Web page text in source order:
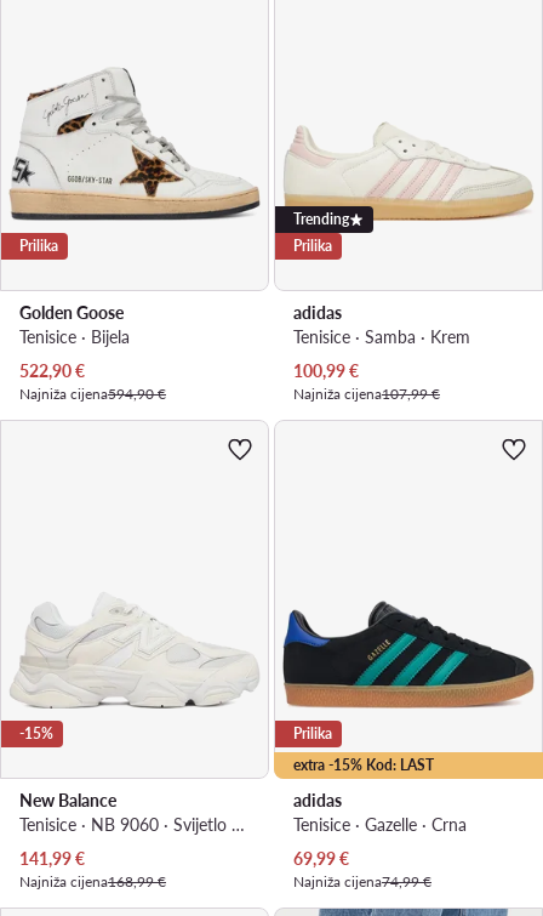
Prilika
Golden Goose
Tenisice · Bijela
Trenutna cijena
522,90€
Najniža cijena594,90 €
Trending
Prilika
adidas
Tenisice · Samba · Krem
Trenutna cijena
100,99€
Najniža cijena107,99 €
-15%
New Balance
Tenisice · NB 9060 · Svijetlo bež
Trenutna cijena
141,99€
Najniža cijena168,99 €
extra -15% Kod: LAST
Prilika
adidas
Tenisice · Gazelle · Crna
Trenutna cijena
69,99€
Najniža cijena74,99 €